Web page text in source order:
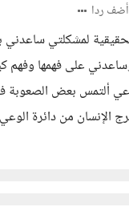
أضف ردا
لمشكلتي
على فهمها وفهم
ألتمس بعض الصعوبة
الإنسان من دائرة